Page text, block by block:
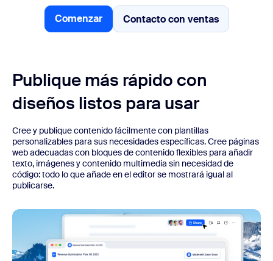
Comenzar
Comenzar
Contacto con ventas
Contacto con ventas
Publique más rápido con
diseños listos para usar
Cree y publique contenido fácilmente con plantillas
personalizables para sus necesidades específicas. Cree páginas
web adecuadas con bloques de contenido flexibles para añadir
texto, imágenes y contenido multimedia sin necesidad de
código: todo lo que añade en el editor se mostrará igual al
publicarse.